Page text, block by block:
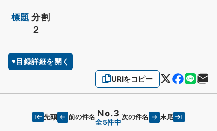
標題 分割
２
目録詳細を開く
URIをコピー
先頭 前の件名 No.3
全5件中
次の件名 末尾